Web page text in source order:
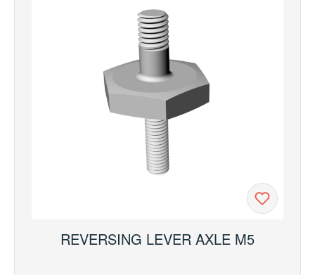
REVERSING LEVER AXLE M5